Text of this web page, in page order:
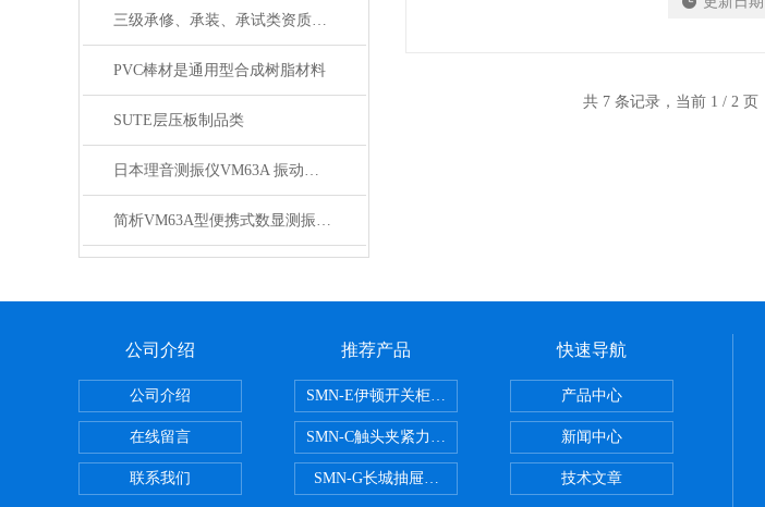
三级承修、承装、承试类资质主要试验设备配置表
PVC棒材是通用型合成树脂材料
SUTE层压板制品类
日本理音测振仪VM63A 振动测量仪上海徐吉代理
简析VM63A型便携式数显测振仪的技术指标
共 7 条记录，当前 1 / 2
公司介绍
公司介绍
在线留言
联系我们
推荐产品
SMN-E伊顿开关柜触头夹紧力检测仪
SMN-C触头夹紧力检测仪
SMN-G长城抽屉开关柜触头夹紧力检测仪
快速导航
产品中心
新闻中心
技术文章